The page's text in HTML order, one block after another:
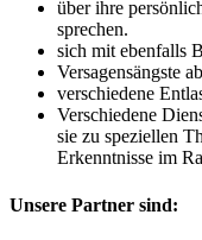
über ihre
sprechen.
sich mit ebenfalls
Versagensängste
verschiedene
Verschiedene
sie zu speziellen
Erkenntnisse im
Unsere Partner sind: